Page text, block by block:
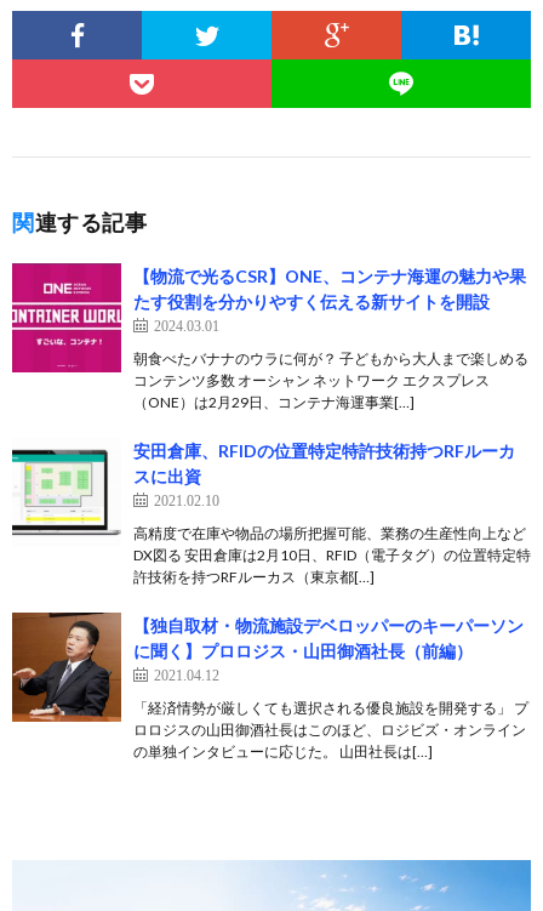
関連する記事
【物流で光るCSR】ONE、コンテナ海運の魅力や果
たす役割を分かりやすく伝える新サイトを開設
2024.03.01
朝食べたバナナのウラに何が？ 子どもから大人まで楽しめる
コンテンツ多数 オーシャン ネットワーク エクスプレス
（ONE）は2月29日、コンテナ海運事業[…]
安田倉庫、RFIDの位置特定特許技術持つRFルーカ
スに出資
2021.02.10
高精度で在庫や物品の場所把握可能、業務の生産性向上など
DX図る 安田倉庫は2月10日、RFID（電子タグ）の位置特定特
許技術を持つRFルーカス（東京都[…]
【独自取材・物流施設デベロッパーのキーパーソン
に聞く】プロロジス・山田御酒社長（前編）
2021.04.12
「経済情勢が厳しくても選択される優良施設を開発する」 プ
ロロジスの山田御酒社長はこのほど、ロジビズ・オンライン
の単独インタビューに応じた。 山田社長は[…]